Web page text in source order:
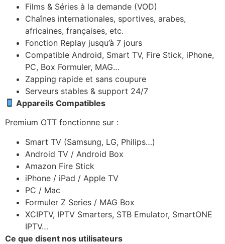
Films & Séries à la demande (VOD)
Chaînes internationales, sportives, arabes,
africaines, françaises, etc.
Fonction Replay jusqu’à 7 jours
Compatible Android, Smart TV, Fire Stick, iPhone,
PC, Box Formuler, MAG…
Zapping rapide et sans coupure
Serveurs stables & support 24/7
Appareils Compatibles
Premium OTT fonctionne sur :
Smart TV (Samsung, LG, Philips…)
Android TV / Android Box
Amazon Fire Stick
iPhone / iPad / Apple TV
PC / Mac
Formuler Z Series / MAG Box
XCIPTV, IPTV Smarters, STB Emulator, SmartONE
IPTV…
Ce que disent nos utilisateurs